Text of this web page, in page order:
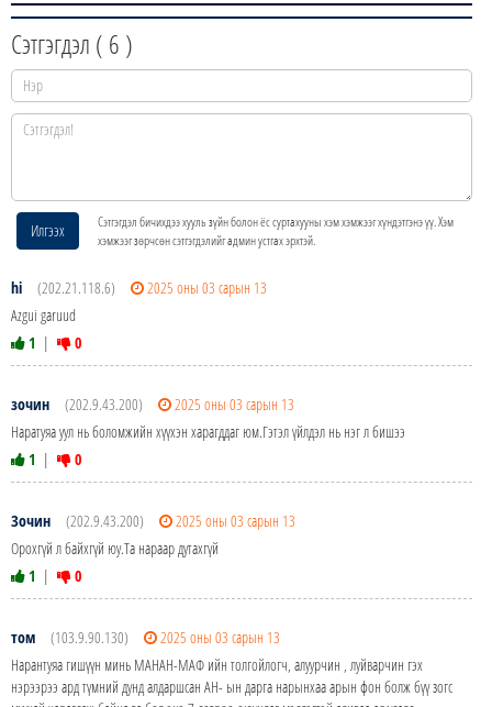
Сэтгэгдэл ( 6 )
Илгээх
Сэтгэгдэл бичихдээ хууль зүйн болон ёс суртахууны хэм хэмжээг хүндэтгэнэ үү. Хэм
хэмжээг зөрчсөн сэтгэгдэлийг админ устгах эрхтэй.
hi (202.21.118.6)
2025 оны 03 сарын 13
Azgui garuud
1 | 0
зочин (202.9.43.200)
2025 оны 03 сарын 13
Наратуяа уул нь боломжийн хүүхэн харагддаг юм.Гэтэл үйлдэл нь нэг л бишээ
1 | 0
Зочин (202.9.43.200)
2025 оны 03 сарын 13
Орохгүй л байхгүй юу.Та нараар дутахгүй
1 | 0
том (103.9.90.130)
2025 оны 03 сарын 13
Нарантуяа гишүүн минь МАНАН-МАФ ийн толгойлогч, алуурчин , луйварчин гэх
нэрээрээ ард түмний дунд алдаршсан АН- ын дарга нарынхаа арын фон болж бүү зогс